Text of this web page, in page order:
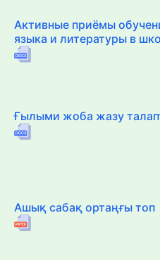
Активные приёмы
языка и литературы в
Ғылыми жоба жазу
Ашық сабақ ортаңғы топ